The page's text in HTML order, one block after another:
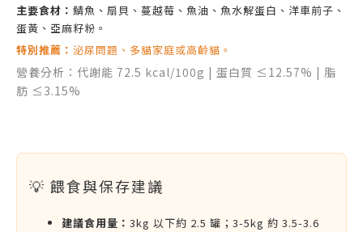
主要食材： 鯖魚、扇貝、蔓越莓、魚油、魚水解蛋白、洋車前子、
蛋黃、亞麻籽粉。
特別推薦： 泌尿問題、多貓家庭或高齡貓。
營養分析：代謝能 72.5 kcal/100g | 蛋白質 ≤12.57% | 脂
肪 ≤3.15%
💡 餵食與保存建議
建議食用量： 3kg 以下約 2.5 罐；3-5kg 約 3.5-3.6